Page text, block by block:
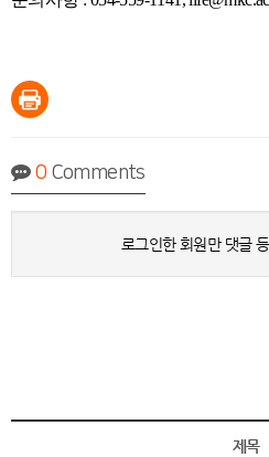
0 Comments
로그인한 회원만 댓글
제목